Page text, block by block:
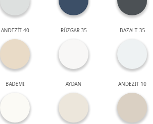
ANDEZİT 40 RÜZGAR 35 BAZALT 35
BADEMİ AYDAN ANDEZİT 10